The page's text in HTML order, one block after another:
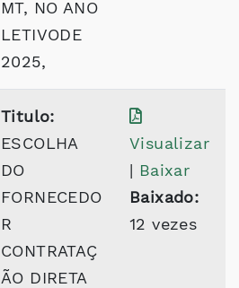
MT, NO ANO
LETIVODE
2025,
Titulo:
ESCOLHA
DO
FORNECEDO
R
CONTRATAÇ
ÃO DIRETA
Visualizar
| Baixar
Baixado:
12 vezes